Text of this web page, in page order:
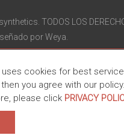
TODOS LOS
porWeya.
uses cookies for best
you agree with our
please click PRIVACY